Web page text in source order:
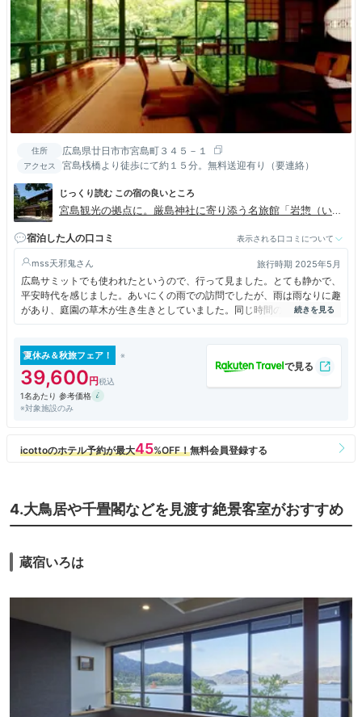
住所 広島県廿日市市宮島町３４５－１
アクセス 宮島桟橋より徒歩にて約１５分。無料送迎有り（要連絡）
じっくり読む この宿の良いところ
宮島観光の拠点に。厳島神社に寄り添う名旅館「岩惣（いわ
宿泊した人の口コミ 表示される口コミについて
mss天邪鬼 旅行時期 2025年5月
広島サミットでも使われたというので、行って見ました。とても静かで、
平安時代を感じました。あいにくの雨での訪問でしたが、雨は雨なりに趣
があり、庭園の草木が生き生きとしていました。同じ時間の進行のはず
が、なぜかゆっくり動いているような錯覚に見舞われました。とっても心
夏休み＆秋旅フェア！
39,600
1名あたり 参考価格
※対象施設のみ
4.大鳥居や千畳閣などを見渡す絶景客室がおすすめ
蔵宿いろは